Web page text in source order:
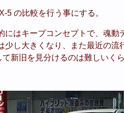
5 の比較を行う事にする。
はキープコンセプトで、魂動
し大きくなり、また最近の流
新旧を見分けるのは難しいく